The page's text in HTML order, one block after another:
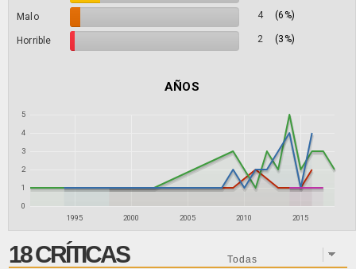
Malo 4 (6%)
Horrible 2 (3%)
AÑOS
1995 2000 2005 2010 2015
0
1
2
3
4
5
18 CRÍTICAS